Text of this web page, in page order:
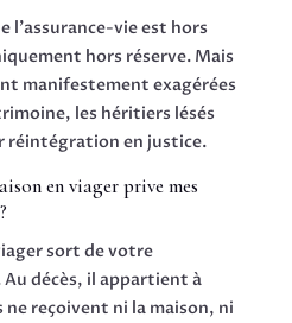
l'assurance-vie est hors
hors réserve. Mais
manifestement exagérées
les héritiers lésés
réintégration en justice.
en viager prive mes
sort de votre
décès, il appartient à
reçoivent ni la maison, ni